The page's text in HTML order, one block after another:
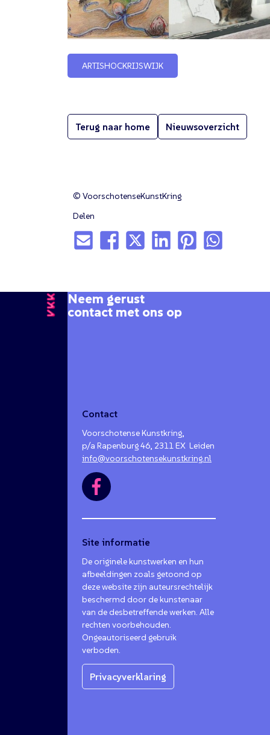
ARTISHOCKRIJSWIJK
Terug naar home Nieuwsoverzicht
© VoorschotenseKunstKring
Delen
Neem gerust
contact met ons op
Contact
Voorschotense Kunstkring,
p/a Rapenburg 46, 2311 EX Leiden
info@voorschotensekunstkring.nl
Site informatie
De originele kunstwerken en hun
afbeeldingen zoals getoond op
deze website zijn auteursrechtelijk
beschermd door de kunstenaar
van de desbetreffende werken. Alle
rechten voorbehouden.
Ongeautoriseerd gebruik
verboden.
Privacyverklaring